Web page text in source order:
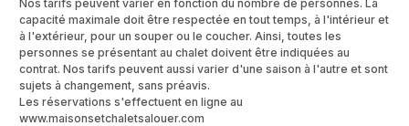
Nos tarifs peuvent varier en fonction du nombre de personnes. La
capacité maximale doit être respectée en tout temps, à l'intérieur et
à l'extérieur, pour un souper ou le coucher. Ainsi, toutes les
personnes se présentant au chalet doivent être indiquées au
contrat. Nos tarifs peuvent aussi varier d'une saison à l'autre et sont
sujets à changement, sans préavis.
Les réservations s'effectuent en ligne au
www.maisonsetchaletsalouer.com